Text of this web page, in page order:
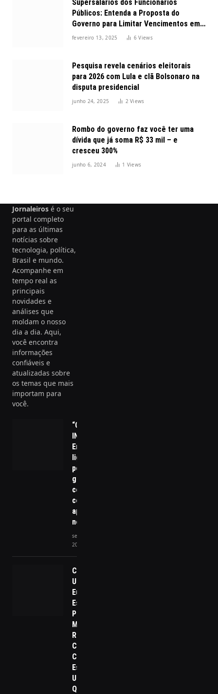
Supersalários dos Funcionários
Públicos: Entenda a Proposta do
Governo para Limitar Vencimentos em
2025
fevereiro 13, 2025 6Views
Pesquisa revela cenários eleitorais
para 2026 com Lula e clã Bolsonaro na
disputa presidencial
junho 24, 2025 2Views
Rombo do governo faz você ter uma
dívida que já soma R$ 33 mil – e
cresceu 300%
junho 6, 2024 1 Views
Jornaleiros é o seu
portal completo
para as últimas
notícias sobre
tecnologia, política,
Brasil e mundo.
Acompanhe em
tempo real as
principais
novidades e
análises que
moldam o nosso
dia a dia. Aqui,
você encontra
informações
confiáveis e
atualizadas sobre
os temas que mais
importam para
você.
“Careca do
INSS:
Empresas
ligadas ao
político
ganhavam
comissões e
cooptaram
aposentados
no Brasil”.
setembro 22,
2025
Como a
União
Europeia
Está
Preparando
Medidas de
Retaliação
Comercial
Contra os
Estados
Unidos e o
Que Isso